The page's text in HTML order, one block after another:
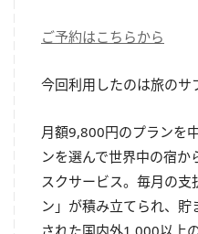
ご予約はこちらから
今回利用したのは旅のサ
月額9,800円のプランを
ンを選んで世界中の宿
スクサービス。毎月の
ン」が積み立てられ、貯